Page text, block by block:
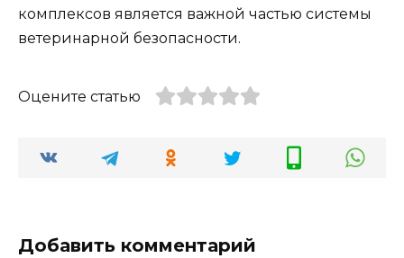
комплексов является важной частью системы
ветеринарной безопасности.
Оцените статью
Добавить комментарий